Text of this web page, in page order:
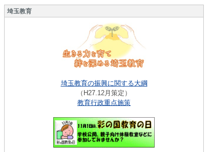
埼玉教育
埼玉教育の振興に関する大綱
（H27.12月策定）
教育行政重点施策